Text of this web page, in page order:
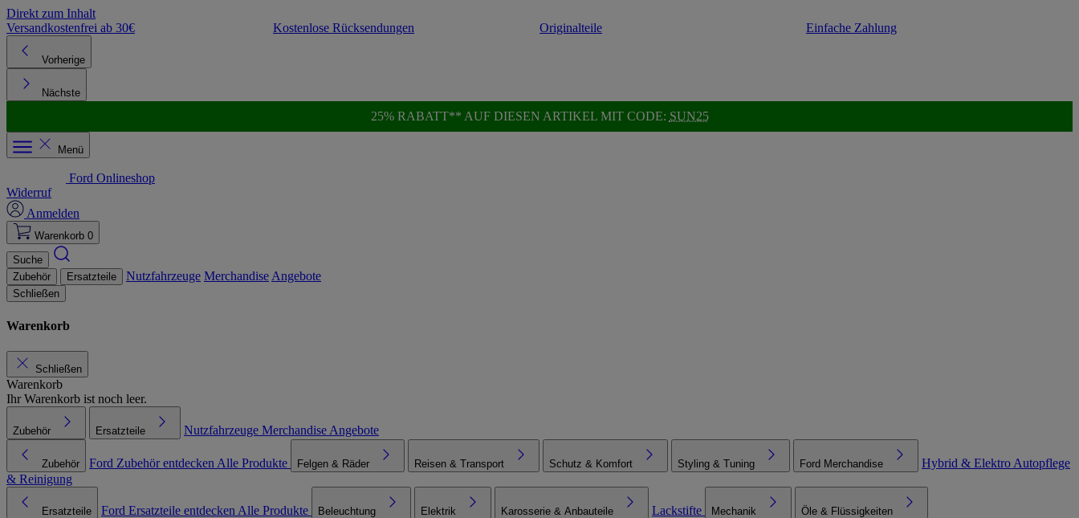
Direkt zum Inhalt
Versandkostenfrei ab 30€
Kostenlose Rücksendungen Originalteile Einfache Zahlung
Vorherige
Nächste
25% RABATT** AUF DIESEN ARTIKEL MIT CODE: SUN25
Menü
Ford Onlineshop
Widerruf
Anmelden
Warenkorb 0
Suche
Zubehör
Ersatzteile Nutzfahrzeuge Merchandise Angebote
Schließen
Warenkorb
Schließen
Warenkorb
Ihr Warenkorb ist noch leer.
Zubehör Ersatzteile Nutzfahrzeuge Merchandise Angebote
Zubehör Ford Zubehör entdecken Alle Produkte Felgen & Räder Reisen & Transport Schutz & Komfort Styling & Tuning Ford Merchandise Hybrid & Elektro Autopflege
& Reinigung
Ersatzteile Ford Ersatzteile entdecken Alle Produkte Beleuchtung Elektrik Karosserie & Anbauteile Lackstifte Mechanik Öle & Flüssigkeiten